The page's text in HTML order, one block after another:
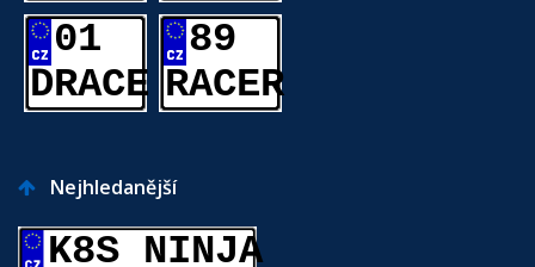
01
DRACE
89
RACER
Nejhledanější
K8S NINJA